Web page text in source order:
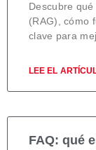
Descubre
(RAG), cómo
clave para
LEE EL
FAQ: qué